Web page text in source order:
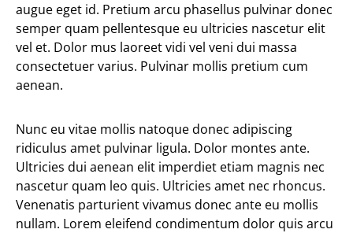
augue eget id. Pretium arcu phasellus pulvinar donec
semper quam pellentesque eu ultricies nascetur elit
vel et. Dolor mus laoreet vidi vel veni dui massa
consectetuer varius. Pulvinar mollis pretium cum
aenean.
Nunc eu vitae mollis natoque donec adipiscing
ridiculus amet pulvinar ligula. Dolor montes ante.
Ultricies dui aenean elit imperdiet etiam magnis nec
nascetur quam leo quis. Ultricies amet nec rhoncus.
Venenatis parturient vivamus donec ante eu mollis
nullam. Lorem eleifend condimentum dolor quis arcu